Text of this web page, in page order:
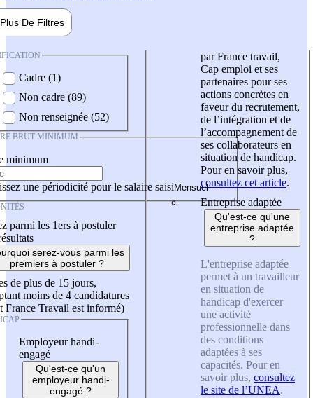
Plus De Filtres
Cadre (1)
Non cadre (89)
Non renseignée (52)
BRUT MINIMUM
minimum
une périodicité pour le salaire saisi
parmi les 1ers à postuler
serez-vous parmi les
premiers à postuler ?
de plus de 15 jours,
moins de 4 candidatures
France Travail est informé)
Employeur handi-
engagé
Qu'est-ce qu'un
employeur handi-
engagé ?
par France travail,
Cap emploi et ses
partenaires pour ses
actions concrètes en
faveur du recrutement,
de l’intégration et de
l’accompagnement de
ses collaborateurs en
situation de handicap.
Pour en savoir plus,
consultez cet article.
Entreprise adaptée
Qu'est-ce qu'une
entreprise adaptée
?
L'entreprise adaptée
permet à un travailleur
en situation de
handicap d'exercer
une activité
professionnelle dans
des conditions
adaptées à ses
capacités. Pour en
savoir plus, consultez
le site de l’UNEA.